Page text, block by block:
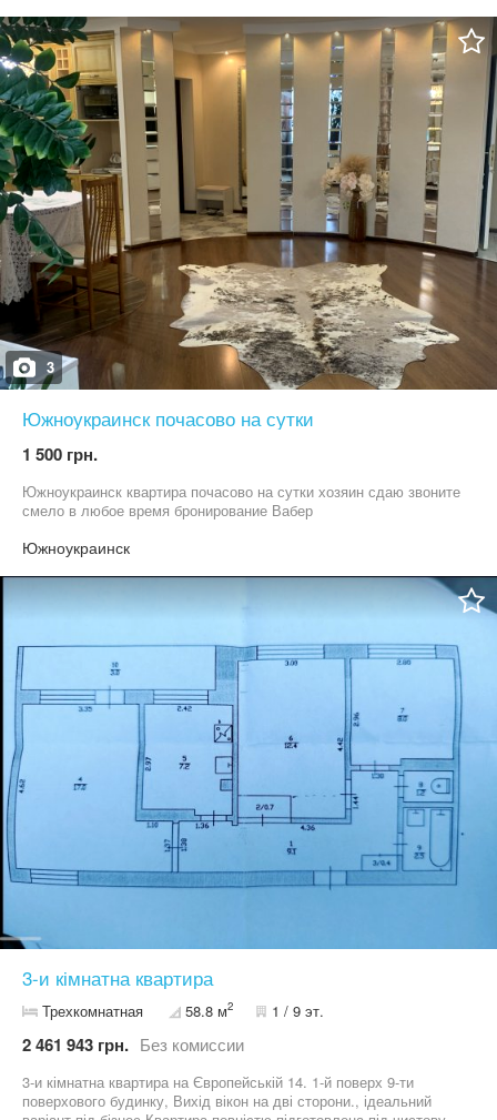
3
Южноукраинск почасово на сутки
1 500 грн.
Южноукраинск квартира почасово на сутки хозяин сдаю звоните
смело в любое время бронирование Вабер
Южноукраинск
3-и кімнатна квартира
Трехкомнатная 58.8 м2 1 / 9 эт.
2 461 943 грн. Без комиссии
3-и кімнатна квартира на Європейській 14. 1-й поверх 9-ти
поверхового будинку, Вихід вікон на дві сторони., ідеальний